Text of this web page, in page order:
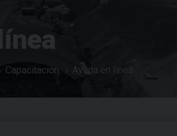
Capacitación Ayuda en línea